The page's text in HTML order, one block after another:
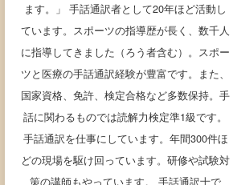
ます。」 手話通訳者として20年ほど活動し
ています。スポーツの指導歴が長く、数千人
に指導してきました（ろう者含む）。スポー
ツと医療の手話通訳経験が豊富です。また、
国家資格、免許、検定合格など多数保持。手
話に関わるものでは読解力検定準1級です。
手話通訳を仕事にしています。年間300件ほ
どの現場を駆け回っています。研修や試験対
策の講師もやっています。 手話通訳士で